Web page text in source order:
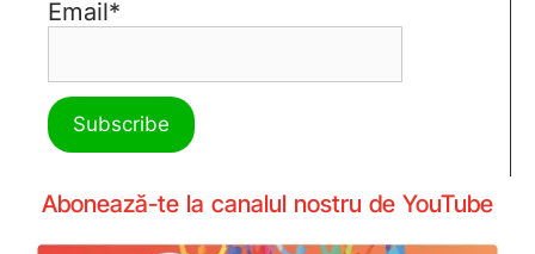
Email*
Abonează-te la canalul nostru de YouTube